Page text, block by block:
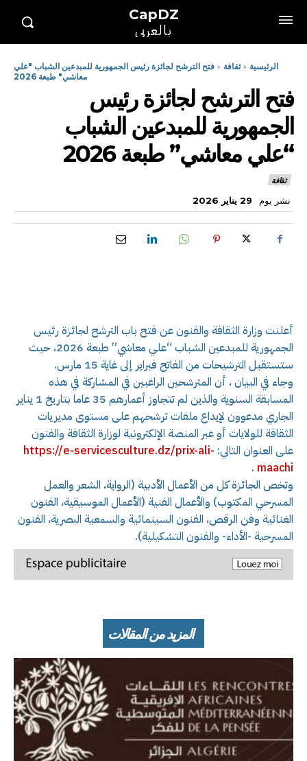
CapDZ
بالعربي
الرئيسية ثقافة
فتح الترشح لجائزة رئيس الجمهورية للمبدعين الشباب "علي
معاشي" طبعة 2026
فتح الترشح لجائزة رئيس
الجمهورية للمبدعين الشباب
“علي معاشي” طبعة 2026
ثقافة
نشر يوم 29 يناير 2026
أعلنت وزارة الثقافة والفنون عن فتح باب الترشح لجائزة رئيس
الجمهورية للمبدعين الشباب “علي معاشي” طبعة 2026، حيث
ستستقبل الترشيحات من الفاتح فبراير إلى غاية 15 مارس.
وجاء في البيان ، أن المترشحين الراغبين في المشاركة في هذه
المسابقة السنوية والذين لم تتجاوز أعمارهم 35 عاما بتاريخ 1 يناير
الجاري مدعوون لإيداع ملفات ترشحهم على مستوى مديريات
الثقافة للولايات أو عبر المنصة الإلكترونية لوزارة الثقافة والفنون
على العنوان التالي:
https://e-servicesculture.dz/prix-ali-
maachi
.
وتخص الجائزة كل من الأعمال الأدبية (الرواية، الشعر والعمل
المسرحي المكتوب) والأعمال الفنية (الأعمال الموسيقية، الفنون
الغنائية وفن الرقص، الفنون السينمائية والسمعية البصرية، الفنون
المسرحية -الأداء- والفنون التشكيلية).
المزيد من المقالات